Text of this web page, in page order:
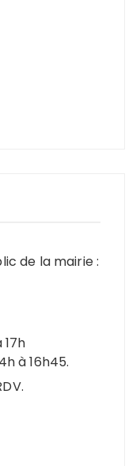
de la mairie :
à 16h45.